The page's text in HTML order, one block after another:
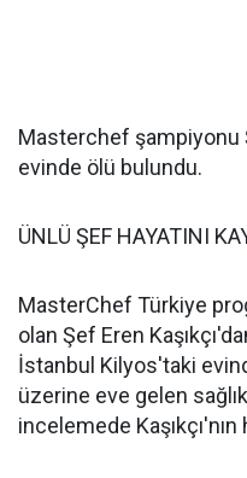
Masterchef şampiyonu
evinde ölü bulundu.
ÜNLÜ ŞEF HAYATINI
MasterChef Türkiye
olan Şef Eren
İstanbul Kilyos'taki
üzerine eve gelen
incelemede